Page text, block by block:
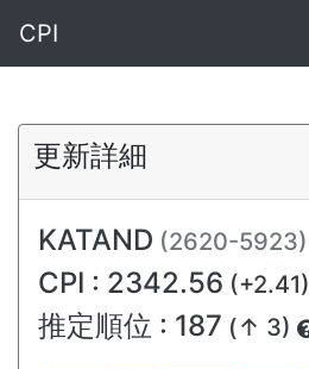
CPI
更新詳細
KATAND (2620-5923)
CPI : 2342.56 (+2.41)
推定順位 : 187 (↑ 3)